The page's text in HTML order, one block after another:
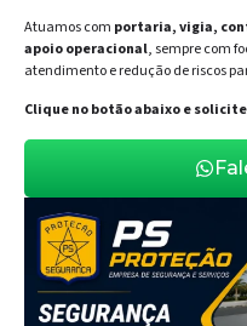
Atuamos com portaria, vigia,
apoio operacional, sempre com
atendimento e redução de riscos
Clique no botão abaixo e